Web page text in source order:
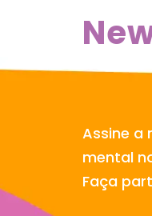
Assine a
mental
Faça